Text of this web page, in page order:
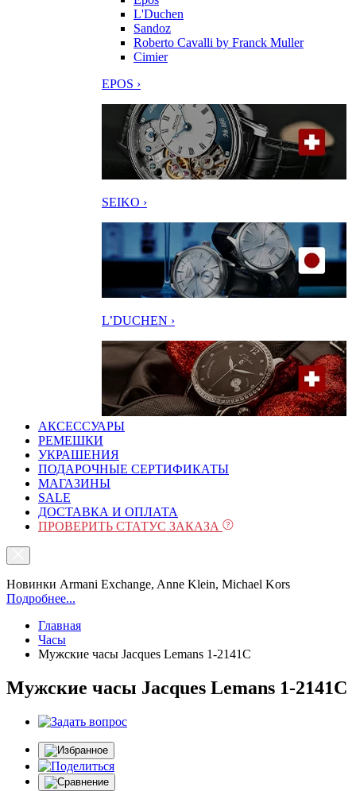
L'Duchen
Sandoz
Roberto Cavalli by Franck Muller
Cimier
EPOS ›
SEIKO ›
L’DUCHEN ›
АКСЕССУАРЫ
РЕМЕШКИ
УКРАШЕНИЯ
ПОДАРОЧНЫЕ СЕРТИФИКАТЫ
МАГАЗИНЫ
SALE
ДОСТАВКА И ОПЛАТА
ПРОВЕРИТЬ СТАТУС ЗАКАЗА
Новинки Armani Exchange, Anne Klein, Michael Kors
Подробнее...
Главная
Часы
Мужские часы Jacques Lemans 1-2141C
Мужские часы Jacques Lemans 1-2141C